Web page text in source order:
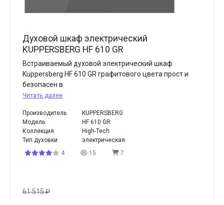
Духовой шкаф электрический
KUPPERSBERG HF 610 GR
Встраиваемый духовой электрический шкаф
Kuppersberg HF 610 GR графитового цвета прост и
безопасен в
Читать далее
Производитель
KUPPERSBERG
Модель
HF 610 GR
Коллекция
High-Tech
Тип духовки
электрическая
4
15 7
61 515₽